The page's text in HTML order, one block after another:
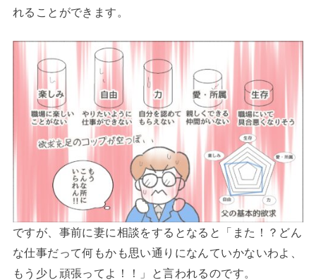
れることができます。
ですが、事前に妻に相談をするとなると「また！？どん
な仕事だって何もかも思い通りになんていかないわよ、
もう少し頑張ってよ！！」と言われるのです。